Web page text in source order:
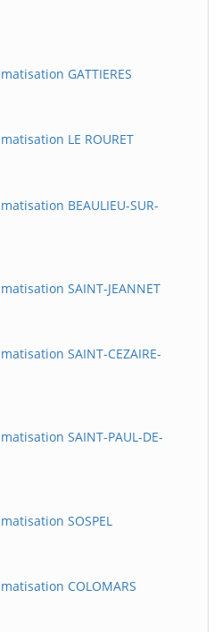
GATTIERES
LE ROURET
BEAULIEU-SUR-
SAINT-JEANNET
SAINT-CEZAIRE-
SAINT-PAUL-DE-
SOSPEL
COLOMARS